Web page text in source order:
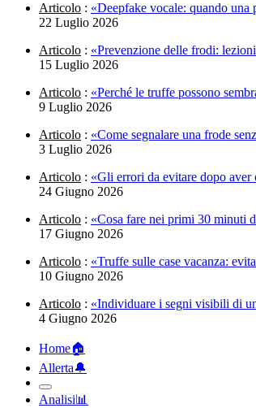
Articolo : «Deepfake vocale: quando una
22 Luglio 2026
Articolo : «Prevenzione delle frodi:
15 Luglio 2026
Articolo : «Perché le truffe possono
9 Luglio 2026
Articolo : «Come segnalare una frode
3 Luglio 2026
Articolo : «Gli errori da evitare dopo
24 Giugno 2026
Articolo : «Cosa fare nei primi 30 minuti
17 Giugno 2026
Articolo : «Truffe sulle case vacanza:
10 Giugno 2026
Articolo : «Individuare i segni visibili di
4 Giugno 2026
Home🏠︎
Allerta🔔︎
Analisi📊︎